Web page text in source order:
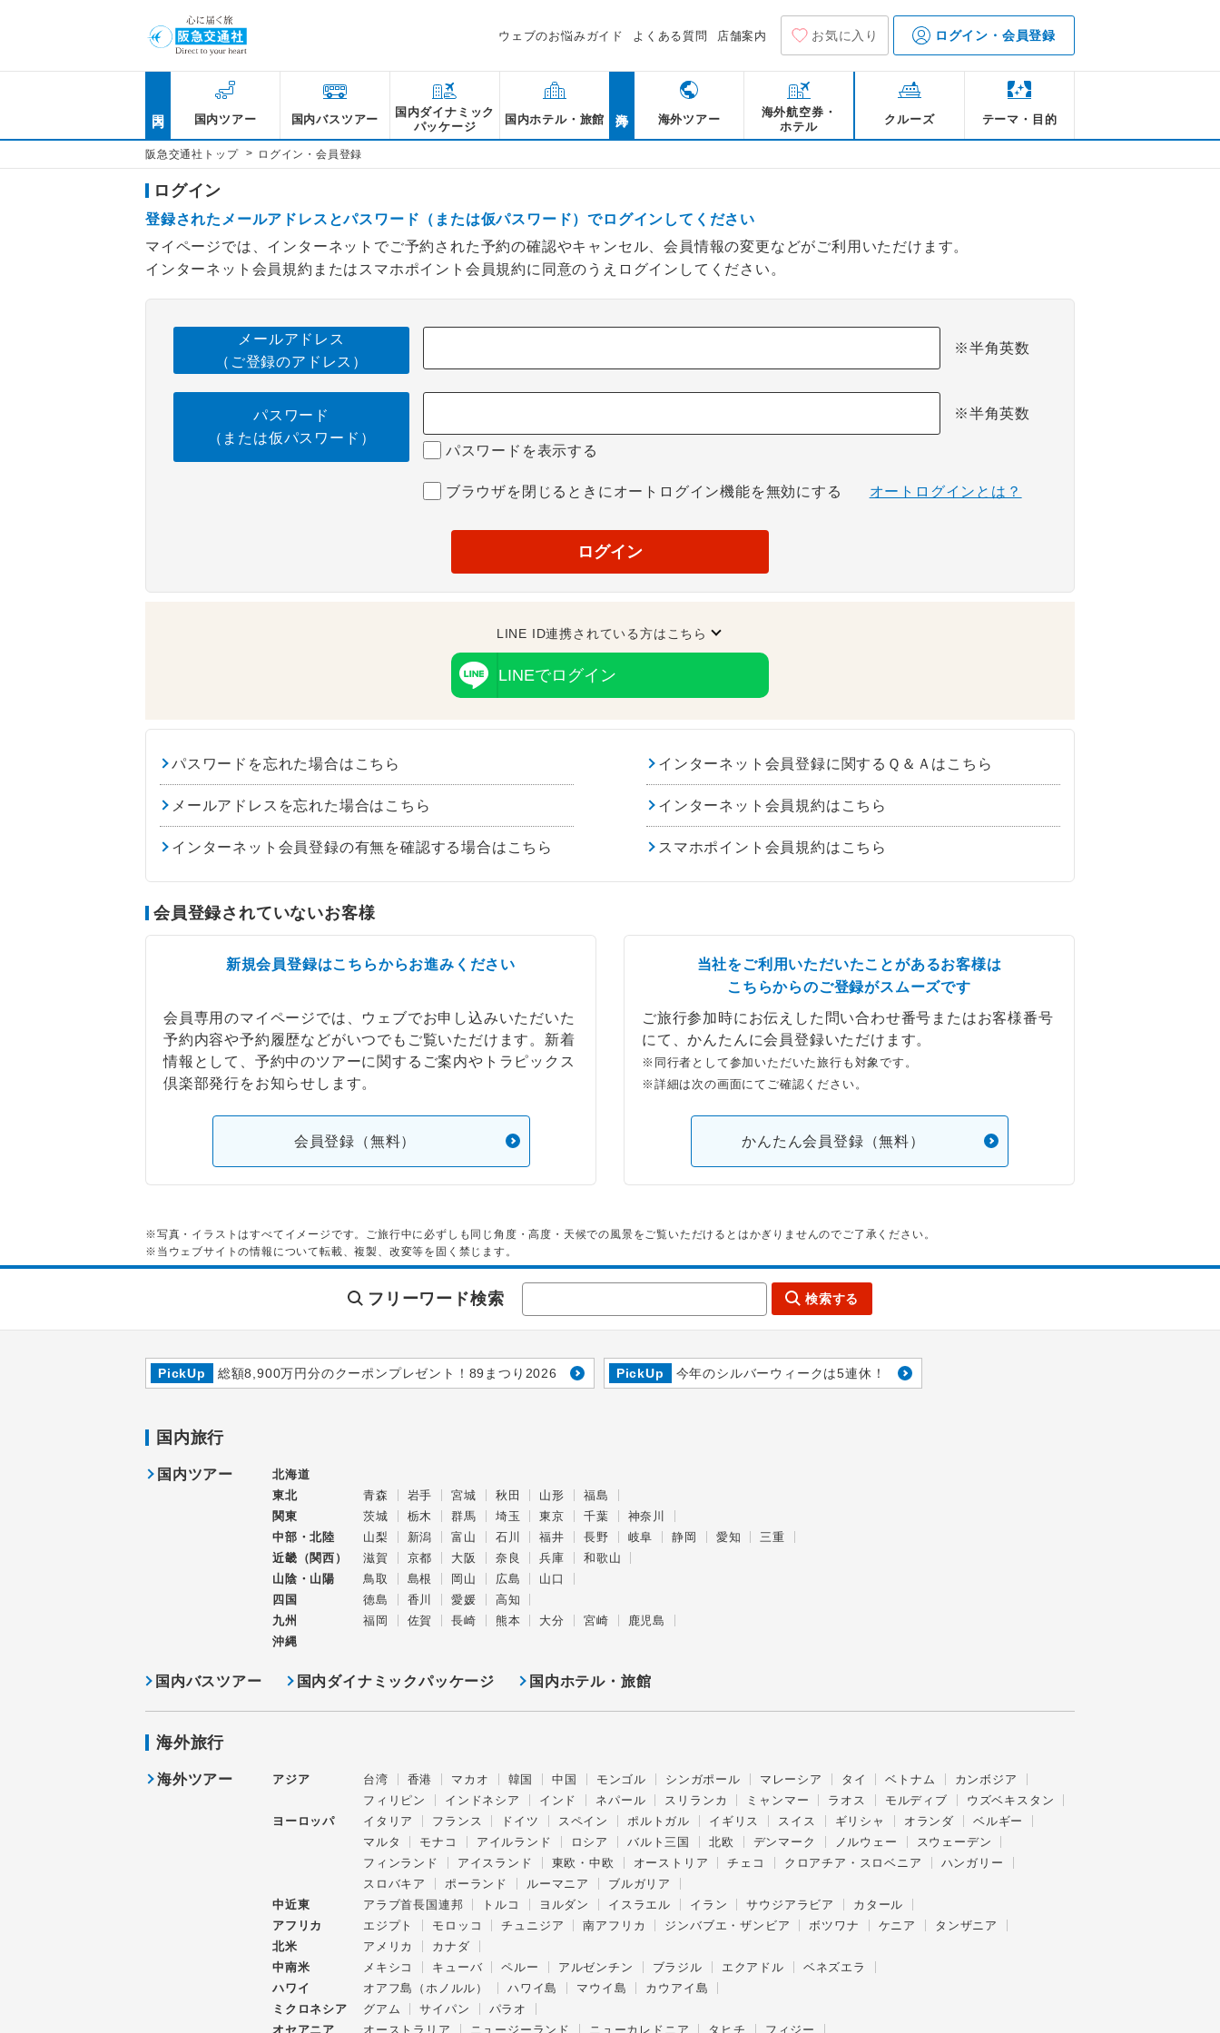
ウェブのお悩みガイド よくある質問 店舗案内 お気に入り ログイン・会員登録
国内ツアー 国内バスツアー
国内ダイナミック
パッケージ
国内ホテル・旅館 海外ツアー
海外航空券・
ホテル
クルーズ テーマ・目的
阪急交通社トップ > ログイン・会員登録
ログイン
登録されたメールアドレスとパスワード（または仮パスワード）でログインしてください
マイページでは、インターネットでご予約された予約の確認やキャンセル、会員情報の変更などがご利用いただけます。
インターネット会員規約またはスマホポイント会員規約に同意のうえログインしてください。
メールアドレス
（ご登録のアドレス）
※半角英数
パスワード
（または仮パスワード）
※半角英数
パスワードを表示する
ブラウザを閉じるときにオートログイン機能を無効にする オートログインとは？
ログイン
LINE ID連携されている方はこちら
LINEでログイン
パスワードを忘れた場合はこちら インターネット会員登録に関するＱ＆Ａはこちら
メールアドレスを忘れた場合はこちら インターネット会員規約はこちら
インターネット会員登録の有無を確認する場合はこちら スマホポイント会員規約はこちら
会員登録されていないお客様
新規会員登録はこちらからお進みください
会員専用のマイページでは、ウェブでお申し込みいただいた
予約内容や予約履歴などがいつでもご覧いただけます。新着
情報として、予約中のツアーに関するご案内やトラピックス
倶楽部発行をお知らせします。
会員登録（無料）
当社をご利用いただいたことがあるお客様は
こちらからのご登録がスムーズです
ご旅行参加時にお伝えした問い合わせ番号またはお客様番号
にて、かんたんに会員登録いただけます。
※同行者として参加いただいた旅行も対象です。
※詳細は次の画面にてご確認ください。
かんたん会員登録（無料）
※写真・イラストはすべてイメージです。ご旅行中に必ずしも同じ角度・高度・天候での風景をご覧いただけるとはかぎりませんのでご了承ください。
※当ウェブサイトの情報について転載、複製、改変等を固く禁じます。
フリーワード検索 検索する
PickUp 総額8,900万円分のクーポンプレゼント！89まつり2026 PickUp 今年のシルバーウィークは5連休！
国内旅行
国内ツアー
北海道
東北
青森 岩手 宮城 秋田 山形
福島
関東
茨城 栃木 群馬 埼玉 東京 千葉
神奈川
中部・北陸
山梨 新潟 富山 石川 福井 長野 岐阜 静岡 愛知
三重
近畿（関西）
滋賀 京都 大阪 奈良 兵庫
和歌山
山陰・山陽
鳥取 島根 岡山 広島
山口
四国
徳島 香川 愛媛
高知
九州
福岡 佐賀 長崎 熊本 大分 宮崎
鹿児島
沖縄
国内バスツアー 国内ダイナミックパッケージ 国内ホテル・旅館
海外旅行
海外ツアー アジア 台湾 香港 マカオ 韓国 中国 モンゴル シンガポール マレーシア タイ ベトナム
カンボジア
フィリピン
インドネシア インド ネパール スリランカ ミャンマー ラオス モルディブ
ウズベキスタン
ヨーロッパ
イタリア フランス ドイツ スペイン ポルトガル イギリス スイス ギリシャ オランダ
ベルギー
マルタ
モナコ アイルランド ロシア バルト三国 北欧 デンマーク ノルウェー
スウェーデン
フィンランド
アイスランド 東欧・中欧 オーストリア チェコ クロアチア・スロベニア
ハンガリー
スロバキア
ポーランド ルーマニア
ブルガリア
中近東
アラブ首長国連邦 トルコ ヨルダン イスラエル イラン サウジアラビア
カタール
アフリカ
エジプト モロッコ チュニジア 南アフリカ ジンバブエ・ザンビア ボツワナ ケニア
タンザニア
北米
アメリカ
カナダ
中南米
メキシコ キューバ ペルー アルゼンチン ブラジル エクアドル
ベネズエラ
ハワイ
オアフ島（ホノルル） ハワイ島 マウイ島
カウアイ島
ミクロネシア
グアム サイパン
パラオ
オセアニア
オーストラリア ニュージーランド ニューカレドニア タヒチ フィジー